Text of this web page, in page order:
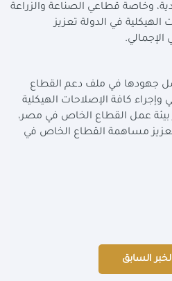
وخاصة قطاعي الصناعة والزراعة
في الدولة تعزيز
.
جهودها في ملف دعم القطاع
وإجراء كافة الإصلاحات الهيكلية
بيئة عمل القطاع الخاص في مصر،
مساهمة القطاع الخاص في
السابق